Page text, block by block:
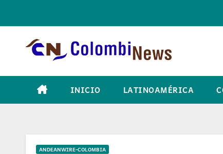
INICIO LATINOAMÉRICA
ANDEANWIRE-COLOMBIA